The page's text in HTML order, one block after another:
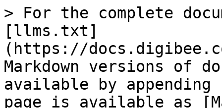
> For the complete
[llms.txt]
(https://
Markdown versions of
available by
page is available as